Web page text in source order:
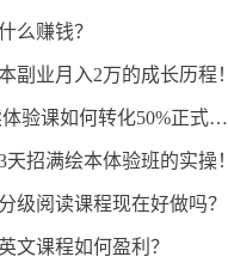
么赚钱？
副业月入2万的成长历程！
9.9元阅读体验课如何转化50%正式学员！
天招满绘本体验班的实操！
级阅读课程现在好做吗？
文课程如何盈利？